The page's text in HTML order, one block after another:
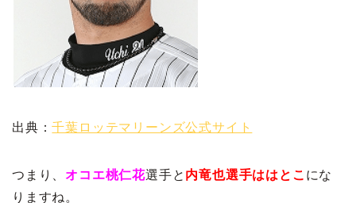
出典：千葉ロッテマリーンズ公式サイト
つまり、 オコエ桃仁花選手と 内竜也選手ははとこ にな
りますね。